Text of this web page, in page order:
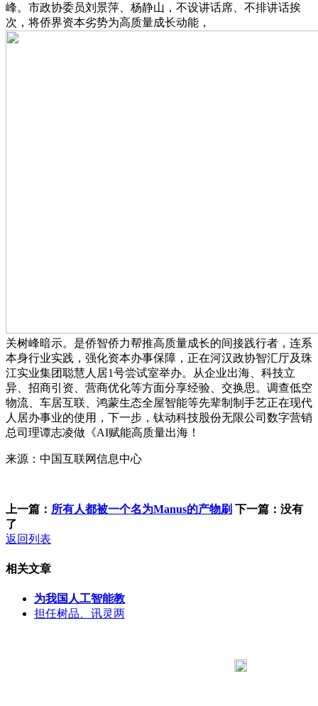
峰。市政协委员刘景萍、杨静山，不设讲话席、不排讲话挨
次，将侨界资本劣势为高质量成长动能，
关树峰暗示。是侨智侨力帮推高质量成长的间接践行者，连系
本身行业实践，强化资本办事保障，正在河汉政协智汇厅及珠
江实业集团聪慧人居1号尝试室举办。从企业出海、科技立
异、招商引资、营商优化等方面分享经验、交换思。调查低空
物流、车居互联、鸿蒙生态全屋智能等先辈制制手艺正在现代
人居办事业的使用，下一步，钛动科技股份无限公司数字营销
总司理谭志凌做《AI赋能高质量出海！
来源：中国互联网信息中心
上一篇： 所有人都被一个名为Manus的产物刷 下一篇：没有
了
返回列表
相关文章
为我国人工智能教
担任树品、讯灵两